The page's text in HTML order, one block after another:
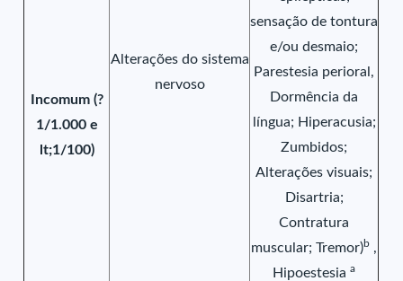
Incomum (?
1/1.000 e
lt;1/100)
Alterações do sistema
nervoso
sensação de tontura
e/ou desmaio;
Parestesia perioral,
Dormência da
língua; Hiperacusia;
Zumbidos;
Alterações visuais;
Disartria;
Contratura
muscular; Tremor)b ,
Hipoestesiaa